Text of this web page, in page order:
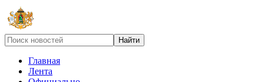
Главная
Лента